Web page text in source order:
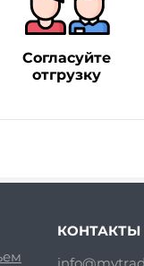
Согласуйте
отгрузку
КОНТАКТЫ